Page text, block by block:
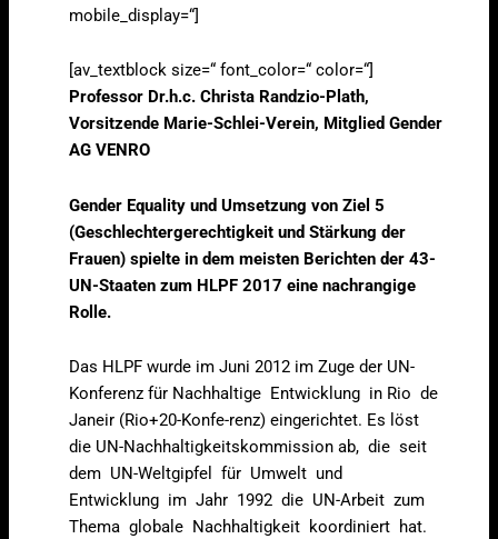
mobile_display=“]
[av_textblock size=“ font_color=“ color=“]
Professor Dr.h.c. Christa Randzio-Plath,
Vorsitzende Marie-Schlei-Verein, Mitglied Gender
AG VENRO
Gender Equality und Umsetzung von Ziel 5
(Geschlechtergerechtigkeit und Stärkung der
Frauen) spielte in dem meisten Berichten der 43-
UN-Staaten zum HLPF 2017 eine nachrangige
Rolle.
Das HLPF wurde im Juni 2012 im Zuge der UN-
Konferenz für Nachhaltige Entwicklung in Rio de
Janeir (Rio+20-Konfe-renz) eingerichtet. Es löst
die UN-Nachhaltigkeitskommission ab, die seit
dem UN-Weltgipfel für Umwelt und
Entwicklung im Jahr 1992 die UN-Arbeit zum
Thema globale Nachhaltigkeit koordiniert hat.